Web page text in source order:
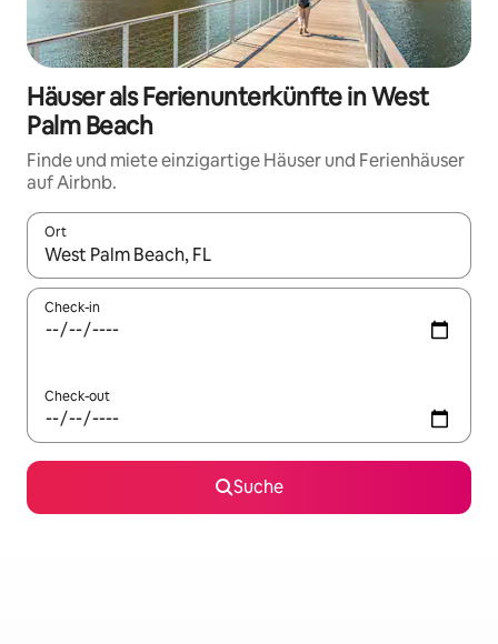
Häuser als Ferienunterkünfte in West
Palm Beach
Finde und miete einzigartige Häuser und Ferienhäuser
auf Airbnb.
Ort
Wenn Ergebnisse verfügbar sind, navigiere mit den
Check-in
Check-out
Suche